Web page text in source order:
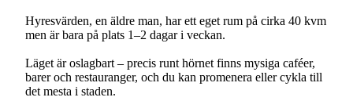
Hyresvärden, en äldre man, har ett eget rum på cirka 40 kvm
men är bara på plats 1–2 dagar i veckan.
Läget är oslagbart – precis runt hörnet finns mysiga caféer,
barer och restauranger, och du kan promenera eller cykla till
det mesta i staden.